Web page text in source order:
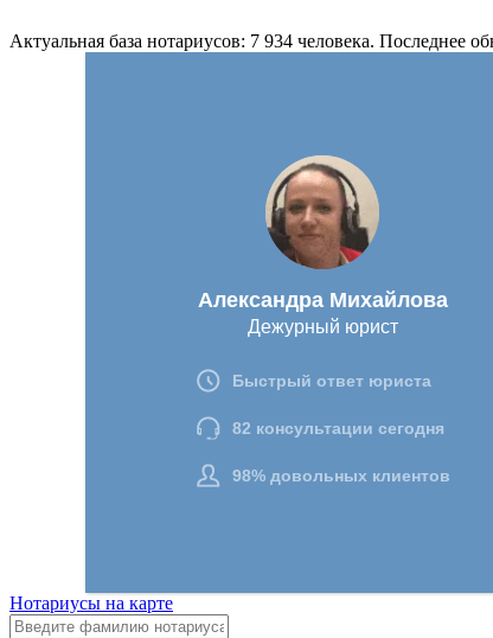
Актуальная база нотариусов: 7 934 человека. Последнее
Нотариусы на карте